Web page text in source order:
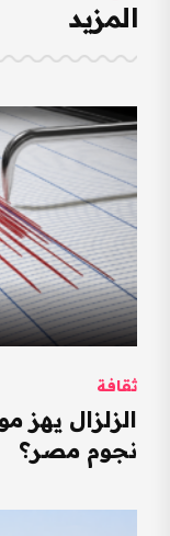
المزيد
ثقافة
الزلزال يهز
نجوم مصر؟